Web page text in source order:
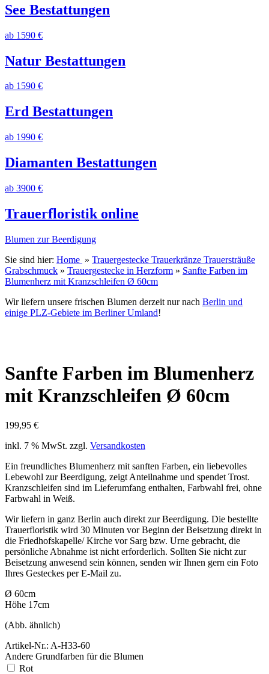
See Bestattungen
ab 1590 €
Natur Bestattungen
ab 1590 €
Erd Bestattungen
ab 1990 €
Diamanten Bestattungen
ab 3900 €
Trauerfloristik online
Blumen zur Beerdigung
Sie sind hier: Home » Trauergestecke Trauerkränze Trauersträuße
Grabschmuck » Trauergestecke in Herzform » Sanfte Farben im
Blumenherz mit Kranzschleifen Ø 60cm
Wir liefern unsere frischen Blumen derzeit nur nach Berlin und
einige PLZ-Gebiete im Berliner Umland!
Sanfte Farben im Blumenherz
mit Kranzschleifen Ø 60cm
199,95 €
inkl. 7 % MwSt. zzgl. Versandkosten
Ein freundliches Blumenherz mit sanften Farben, ein liebevolles
Lebewohl zur Beerdigung, zeigt Anteilnahme und spendet Trost.
Kranzschleifen sind im Lieferumfang enthalten, Farbwahl frei, ohne
Farbwahl in Weiß.
Wir liefern in ganz Berlin auch direkt zur Beerdigung. Die bestellte
Trauerfloristik wird 30 Minuten vor Beginn der Beisetzung direkt in
die Friedhofskapelle/ Kirche vor Sarg bzw. Urne gebracht, die
persönliche Abnahme ist nicht erforderlich. Sollten Sie nicht zur
Beisetzung anwesend sein können, senden wir Ihnen gern ein Foto
Ihres Gesteckes per E-Mail zu.
Ø 60cm
Höhe 17cm
(Abb. ähnlich)
Artikel-Nr.: A-H33-60
Andere Grundfarben für die Blumen
Rot